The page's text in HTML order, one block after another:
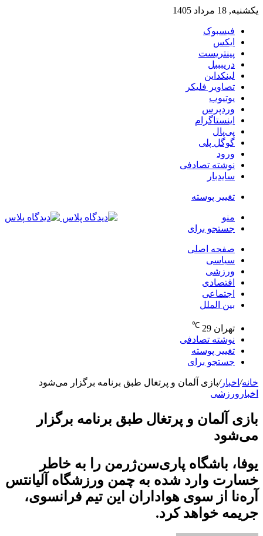
یکشنبه, 18 مرداد 1405
فیسبوک
ایکس
پینتریست
دریبببل
لینکداین
تصاویر فلیکر
یوتیوب
وردپرس
اینستاگرام
پی‌پال
گوگل پلی
ورود
نوشته تصادفی
سایدبار
تغییر پوسته
منو
جستجو برای
صفحه اصلی
سیاسی
ورزشی
اقتصادی
اجتماعی
بین الملل
تهران 29
℃
نوشته تصادفی
تغییر پوسته
جستجو برای
خانه/ اخبار/بازی آلمان و پرتغال طبق برنامه برگزار می‌شود
اخبار ورزشی
بازی آلمان و پرتغال طبق برنامه برگزار
می‌شود
یوفا، باشگاه پاری‌سن‌ژرمن را به خاطر
خسارت وارد شده به چمن ورزشگاه آلیانتس
آره‌نا از سوی هواداران این تیم فرانسوی،
جریمه خواهد کرد.